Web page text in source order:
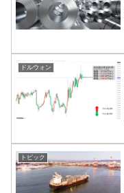
ドルウォン
トピック